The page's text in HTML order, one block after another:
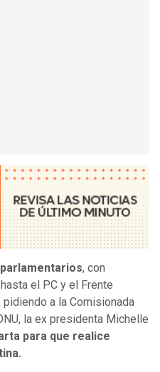
, con
el PC y el Frente
a la Comisionada
la ex presidenta Michelle
para que realice